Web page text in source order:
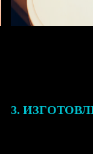
3.
Оплатите заказ
оплаты получите